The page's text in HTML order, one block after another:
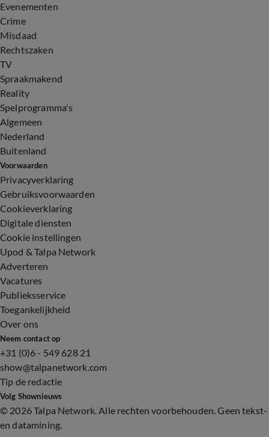
Evenementen
Crime
Misdaad
Rechtszaken
TV
Spraakmakend
Reality
Spelprogramma's
Algemeen
Nederland
Buitenland
Voorwaarden
Privacyverklaring
Gebruiksvoorwaarden
Cookieverklaring
Digitale diensten
Cookie instellingen
Upod & Talpa Network
Adverteren
Vacatures
Publieksservice
Toegankelijkheid
Over ons
Neem contact op
+31 (0)6 - 549 628 21
show@talpanetwork.com
Tip de redactie
Volg Shownieuws
© 2026 Talpa Network. Alle rechten voorbehouden. Geen tekst-
en datamining.